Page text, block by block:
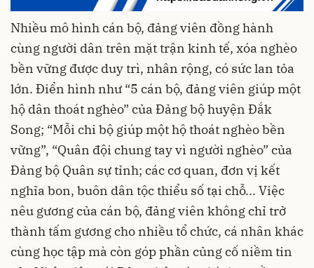
Nhiều mô hình cán bộ, đảng viên đồng hành
cùng người dân trên mặt trận kinh tế, xóa nghèo
bền vững được duy trì, nhân rộng, có sức lan tỏa
lớn. Điển hình như “5 cán bộ, đảng viên giúp một
hộ dân thoát nghèo” của Đảng bộ huyện Đắk
Song; “Mỗi chi bộ giúp một hộ thoát nghèo bền
vững”, “Quân đội chung tay vì người nghèo” của
Đảng bộ Quân sự tỉnh; các cơ quan, đơn vị kết
nghĩa bon, buôn dân tộc thiểu số tại chỗ... Việc
nêu gương của cán bộ, đảng viên không chỉ trở
thành tấm gương cho nhiều tổ chức, cá nhân khác
cùng học tập mà còn góp phần củng cố niềm tin